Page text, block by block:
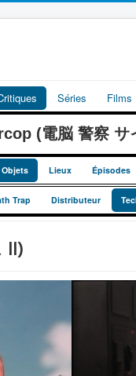
Séries Films
(電脳 警察
Objets Lieux Épisodes
Trap Distributeur
II)